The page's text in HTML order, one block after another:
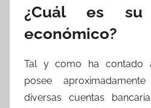
¿Cuál es su
económico?
Tal y como ha
posee
diversas cuentas